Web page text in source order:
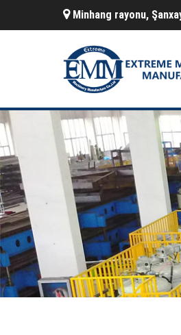
Minhang rayonu,